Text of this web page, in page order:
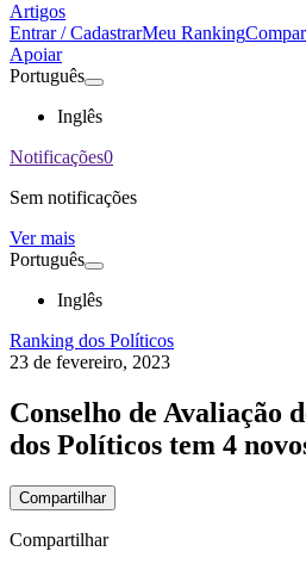
Artigos
Entrar / CadastrarMeu Ranking
Apoiar
Português
Inglês
Notificações0
Sem notificações
Ver mais
Português
Inglês
Ranking dos Políticos
23 de fevereiro, 2023
Conselho de Avaliação
dos Políticos tem 4
Compartilhar
Compartilhar